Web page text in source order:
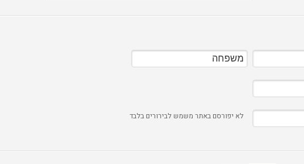
לא יפורסם באתר משמש לבירורים בלבד